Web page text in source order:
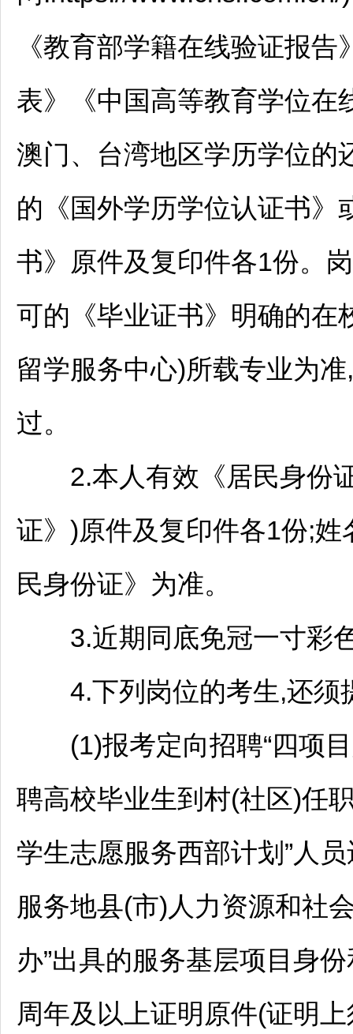
《教育部学籍在线验证报
表》《中国高等教育学位在
澳门、台湾地区学历学位的
的《国外学历学位认证书》
书》原件及复印件各1份。
可的《毕业证书》明确的在
留学服务中心)所载专业为
过。
2.本人有效《居民身份证
证》)原件及复印件各1份;
民身份证》为准。
3.近期同底免冠一寸彩
4.下列岗位的考生,还须
(1)报考定向招聘“四项
聘高校毕业生到村(社区)任
学生志愿服务西部计划”人
服务地县(市)人力资源和社
办”出具的服务基层项目身
周年及以上证明原件(证明